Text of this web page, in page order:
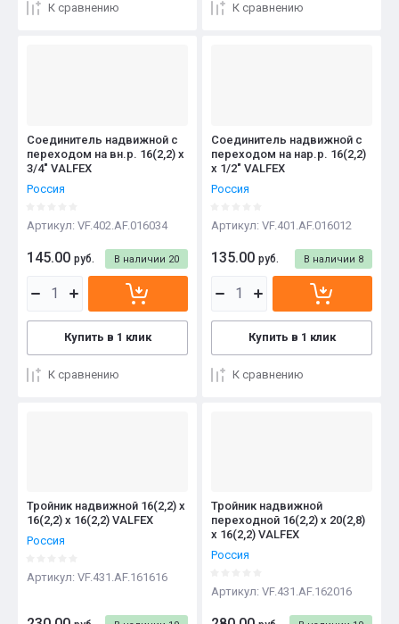
К сравнению К сравнению
Соединитель надвижной с
переходом на вн.р. 16(2,2) х
3/4" VALFEX
Россия
Артикул: VF.402.AF.016034
В наличии 20
145.00 руб.
Купить в 1 клик
К сравнению
Соединитель надвижной с
переходом на нар.р. 16(2,2)
х 1/2" VALFEX
Россия
Артикул: VF.401.AF.016012
В наличии 8
135.00 руб.
Купить в 1 клик
К сравнению
Тройник надвижной 16(2,2) х
16(2,2) х 16(2,2) VALFEX
Россия
Артикул: VF.431.AF.161616
Тройник надвижной
переходной 16(2,2) х 20(2,8)
х 16(2,2) VALFEX
Россия
Артикул: VF.431.AF.162016